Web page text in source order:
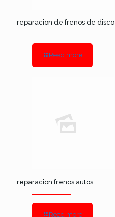
reparacion de frenos de disco
Read more
reparacion frenos autos
Read more